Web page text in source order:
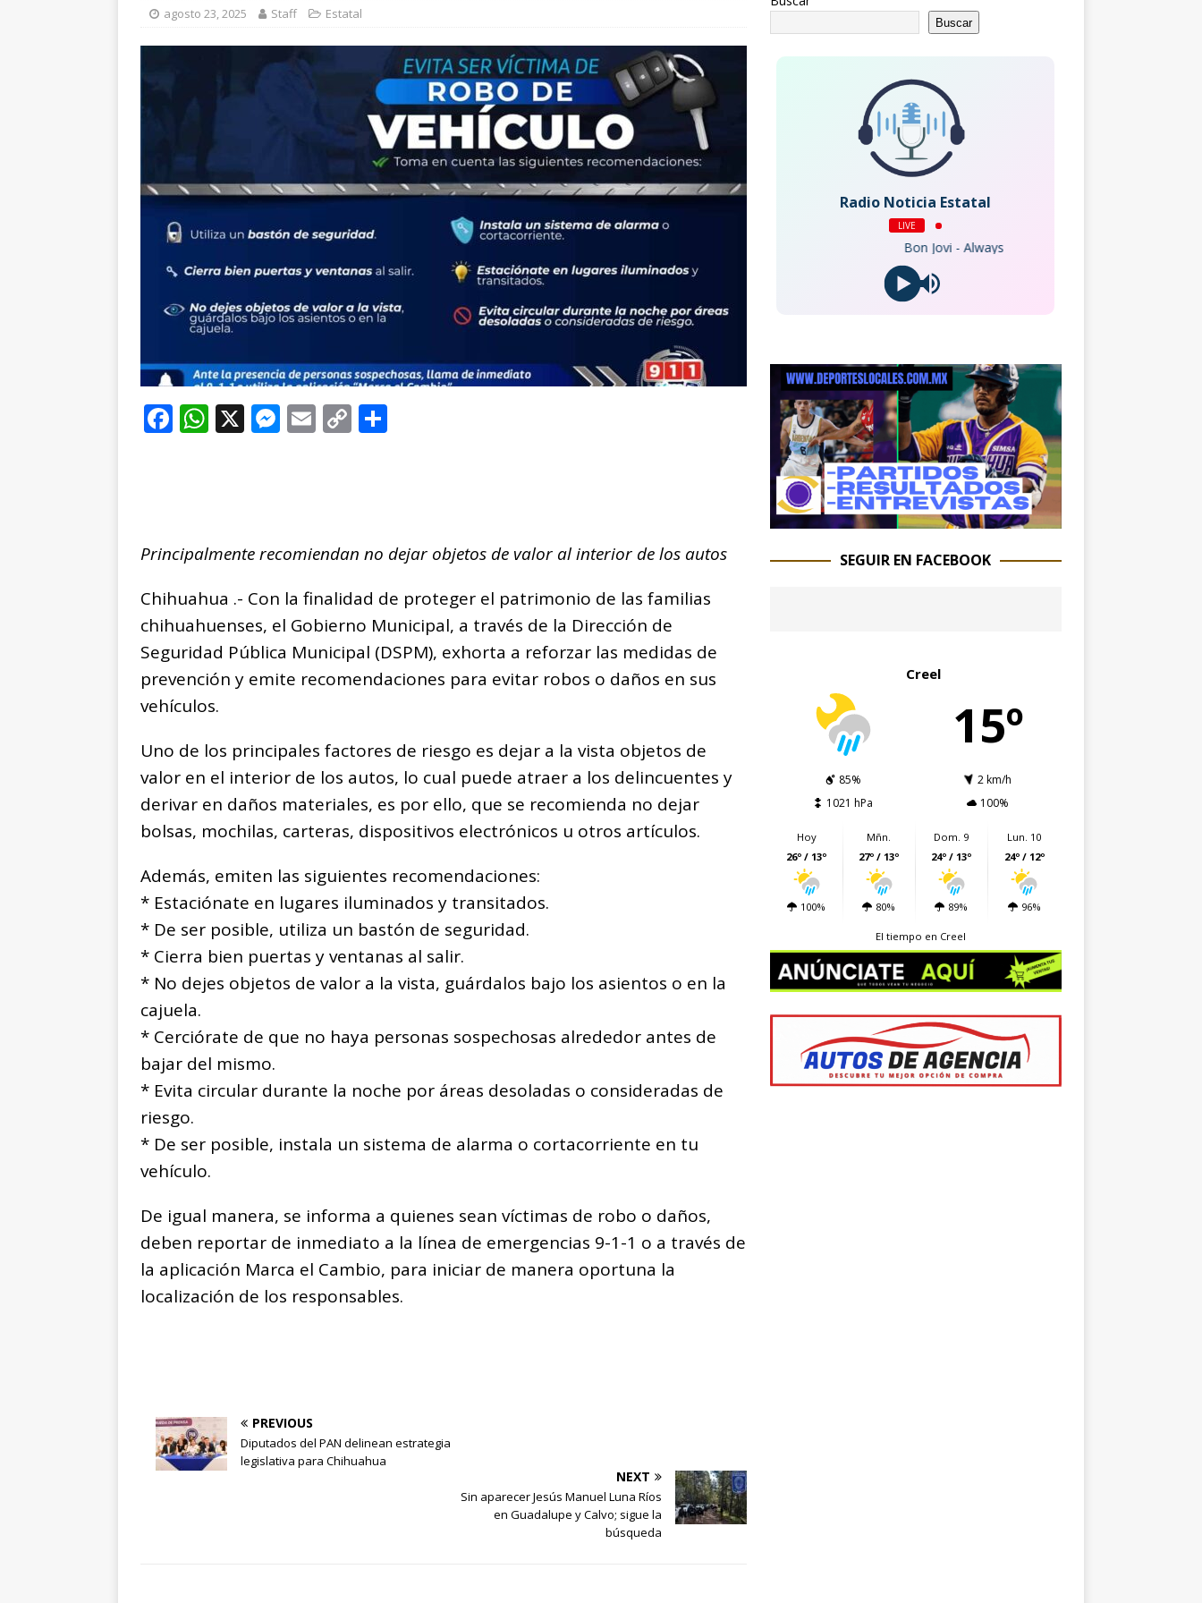
agosto 23, 2025 Staff Estatal
F
o
o
k
W
p
p
X M
g
e
r
E C
n
k
ti
r
Principalmente recomiendan no dejar objetos de valor al interior de los autos
Chihuahua .- Con la finalidad de proteger el patrimonio de las familias
chihuahuenses, el Gobierno Municipal, a través de la Dirección de
Seguridad Pública Municipal (DSPM), exhorta a reforzar las medidas de
prevención y emite recomendaciones para evitar robos o daños en sus
vehículos.
Uno de los principales factores de riesgo es dejar a la vista objetos de
valor en el interior de los autos, lo cual puede atraer a los delincuentes y
derivar en daños materiales, es por ello, que se recomienda no dejar
bolsas, mochilas, carteras, dispositivos electrónicos u otros artículos.
Además, emiten las siguientes recomendaciones:
* Estaciónate en lugares iluminados y transitados.
* De ser posible, utiliza un bastón de seguridad.
* Cierra bien puertas y ventanas al salir.
* No dejes objetos de valor a la vista, guárdalos bajo los asientos o en la
cajuela.
* Cerciórate de que no haya personas sospechosas alrededor antes de
bajar del mismo.
* Evita circular durante la noche por áreas desoladas o consideradas de
riesgo.
* De ser posible, instala un sistema de alarma o cortacorriente en tu
vehículo.
De igual manera, se informa a quienes sean víctimas de robo o daños,
deben reportar de inmediato a la línea de emergencias 9-1-1 o a través de
la aplicación Marca el Cambio, para iniciar de manera oportuna la
localización de los responsables.
PREVIOUS
Diputados del PAN delinean estrategia
legislativa para Chihuahua
NEXT
Sin aparecer Jesús Manuel Luna Ríos
en Guadalupe y Calvo; sigue la
búsqueda
Buscar
Radio Noticia Estatal
LIVE
Bon Jovi - Always
SEGUIR EN FACEBOOK
Creel
15º
85%
2 km/h
1021 hPa
100%
Hoy
26º / 13º
100%
Mñn.
27º / 13º
80%
Dom. 9
24º / 13º
89%
Lun. 10
24º / 12º
96%
El tiempo en Creel